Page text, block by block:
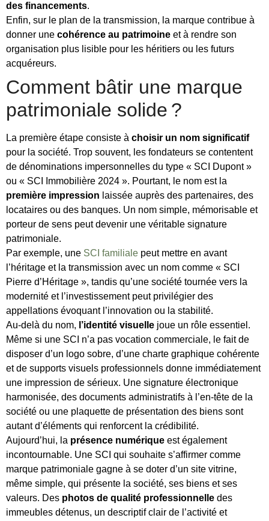
des financements.
Enfin, sur le plan de la transmission, la marque contribue à
donner une cohérence au patrimoine et à rendre son
organisation plus lisible pour les héritiers ou les futurs
acquéreurs.
Comment bâtir une marque
patrimoniale solide ?
La première étape consiste à choisir un nom significatif
pour la société. Trop souvent, les fondateurs se contentent
de dénominations impersonnelles du type « SCI Dupont »
ou « SCI Immobilière 2024 ». Pourtant, le nom est la
première impression laissée auprès des partenaires, des
locataires ou des banques. Un nom simple, mémorisable et
porteur de sens peut devenir une véritable signature
patrimoniale.
Par exemple, une SCI familiale peut mettre en avant
l’héritage et la transmission avec un nom comme « SCI
Pierre d’Héritage », tandis qu’une société tournée vers la
modernité et l’investissement peut privilégier des
appellations évoquant l’innovation ou la stabilité.
Au-delà du nom, l’identité visuelle joue un rôle essentiel.
Même si une SCI n’a pas vocation commerciale, le fait de
disposer d’un logo sobre, d’une charte graphique cohérente
et de supports visuels professionnels donne immédiatement
une impression de sérieux. Une signature électronique
harmonisée, des documents administratifs à l’en-tête de la
société ou une plaquette de présentation des biens sont
autant d’éléments qui renforcent la crédibilité.
Aujourd’hui, la présence numérique est également
incontournable. Une SCI qui souhaite s’affirmer comme
marque patrimoniale gagne à se doter d’un site vitrine,
même simple, qui présente la société, ses biens et ses
valeurs. Des photos de qualité professionnelle des
immeubles détenus, un descriptif clair de l’activité et